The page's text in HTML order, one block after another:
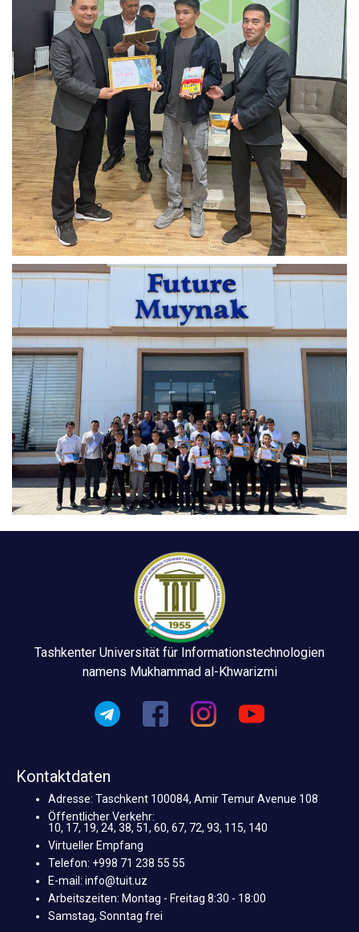
Tashkenter Universität für Informationstechnologien
namens Mukhammad al-Khwarizmi
Kontaktdaten
Adresse: Taschkent 100084, Amir Temur Avenue 108
Öffentlicher Verkehr:
10, 17, 19, 24, 38, 51, 60, 67, 72, 93, 115, 140
Virtueller Empfang
Telefon: +998 71 238 55 55
E-mail: info@tuit.uz
Arbeitszeiten: Montag - Freitag 8:30 - 18:00
Samstag, Sonntag frei